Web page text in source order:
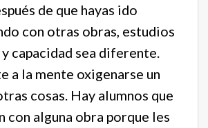
de que hayas ido
con otras obras, estudios
capacidad sea diferente.
a la mente oxigenarse un
cosas. Hay alumnos que
con alguna obra porque les